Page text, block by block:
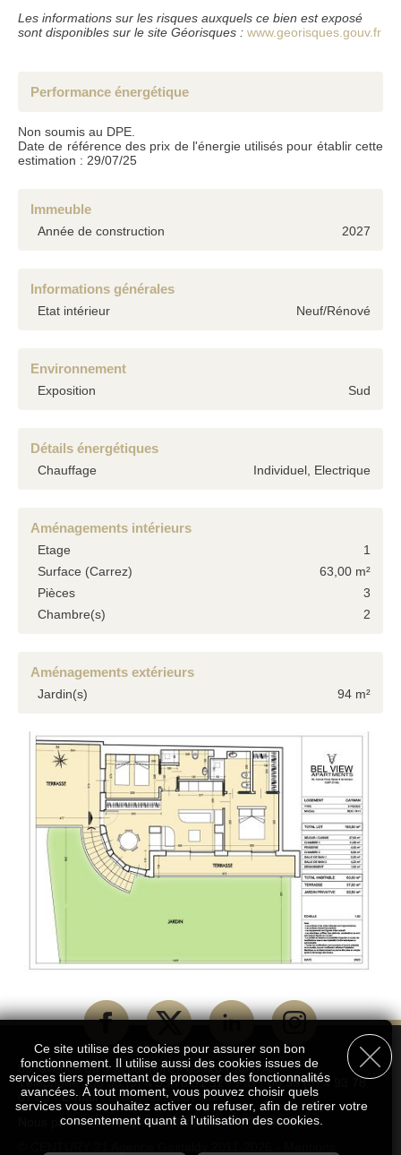
nous vous serions reconnaissants de nous en informer par courrier ou par e-mail.
Les informations sur les risques auxquels ce bien est exposé
sont disponibles sur le site Géorisques : www.georisques.gouv.fr
Performance énergétique
Non soumis au DPE.
Date de référence des prix de l'énergie utilisés pour établir cette
estimation : 29/07/25
Immeuble
Année de construction 2027
Informations générales
Etat intérieur Neuf/Rénové
Environnement
Exposition Sud
Détails énergétiques
Chauffage Individuel, Electrique
Aménagements intérieurs
Etage
1
Surface (Carrez)
63,00 m²
Pièces
3
Chambre(s)
2
Aménagements extérieurs
Jardin(s) 94 m²
83, avenue du 3 septembre - 06320 Cap d'Ail
Téléphone : 00 33 (0) 4 93 78 51 52 - Fax : 00 33 (0) 4 93 78
07 83 - E-mail :info[@]gastaldy.com
Nous parlons / We speak / Parliamo
Ce site utilise des cookies pour assurer son bon
fonctionnement. Il utilise aussi des cookies issues de
services tiers permettant de proposer des fonctionnalités
avancées. À tout moment, vous pouvez choisir quels
services vous souhaitez activer ou refuser, afin de retirer votre
consentement quant à l'utilisation des cookies.